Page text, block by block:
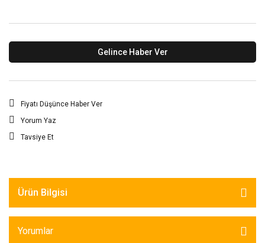
Gelince Haber Ver
Fiyatı Düşünce Haber Ver
Yorum Yaz
Tavsiye Et
Ürün Bilgisi
Yorumlar